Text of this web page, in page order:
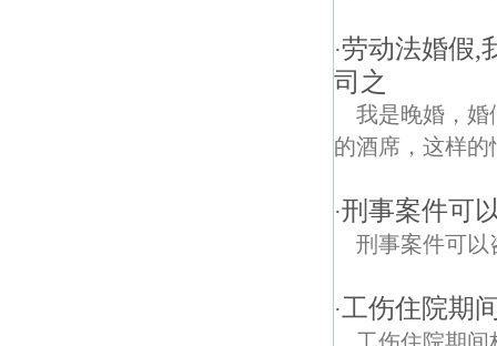
·劳动法婚假,
司之
我是晚婚，婚
的酒席，这样
·刑事案件可
刑事案件可以
·工伤住院期